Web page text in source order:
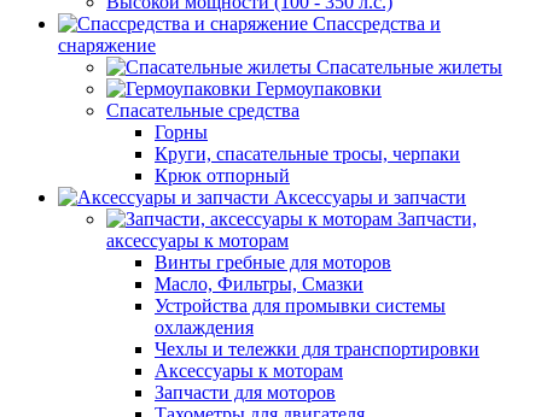
Спассредства и
снаряжение
Спасательные жилеты
Гермоупаковки
Спасательные средства
Горны
Круги, спасательные тросы, черпаки
Крюк отпорный
Аксессуары и запчасти
Запчасти,
аксессуары к моторам
Винты гребные для моторов
Масло, Фильтры, Смазки
Устройства для промывки системы
охлаждения
Чехлы и тележки для транспортировки
Аксессуары к моторам
Запчасти для моторов